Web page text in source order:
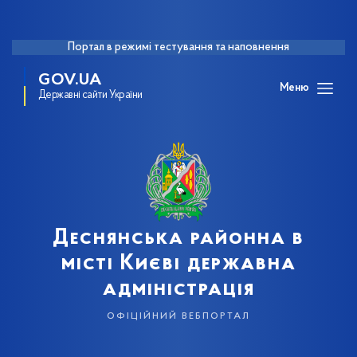
Портал в режимі тестування та наповнення
GOV.UA
Державні сайти України
Меню
Деснянська районна в
місті Києві державна
адміністрація
офіційний вебпортал